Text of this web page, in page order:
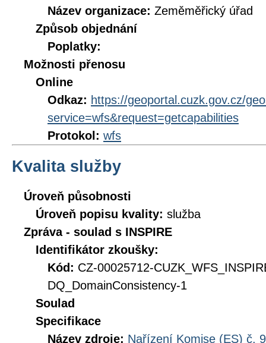
Název organizace: Zeměměřický úřad
Způsob objednání
Poplatky:
Možnosti přenosu
Online
Odkaz: https://geoportal.cuzk.gov.cz/
service=wfs&request=getcapabilities
Protokol: wfs
Kvalita služby
Úroveň působnosti
Úroveň popisu kvality: služba
Zpráva - soulad s INSPIRE
Identifikátor zkoušky:
Kód: CZ-00025712-
DQ_DomainConsistency-1
Soulad
Specifikace
Název zdroje: Nařízení Komise (ES) č.